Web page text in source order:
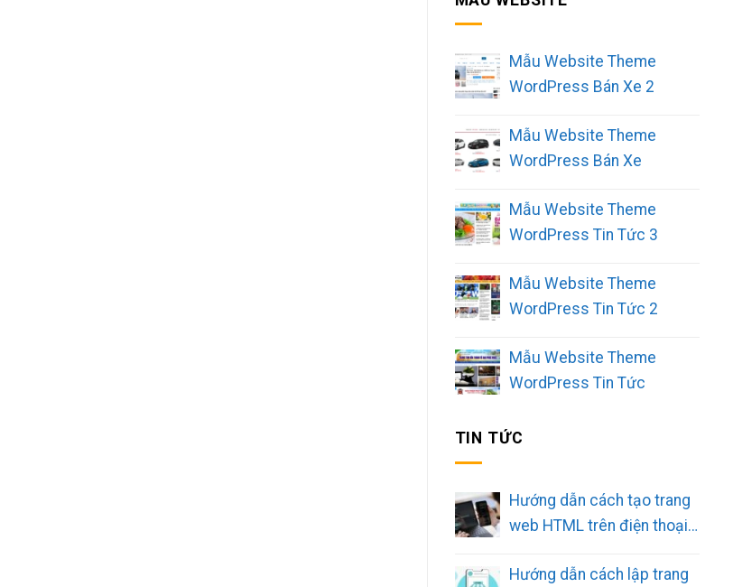
Mẫu Website Theme
WordPress Bán Xe 2
Mẫu Website Theme
WordPress Bán Xe
Mẫu Website Theme
WordPress Tin Tức 3
Mẫu Website Theme
WordPress Tin Tức 2
Mẫu Website Theme
WordPress Tin Tức
TIN TỨC
Hướng dẫn cách tạo trang
web HTML trên điện thoại
Hướng dẫn cách lập trang